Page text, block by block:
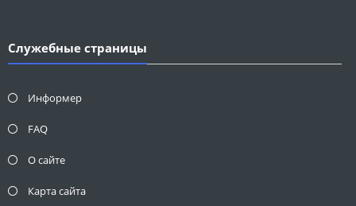
Служебные страницы
Информер
FAQ
О сайте
Карта сайта